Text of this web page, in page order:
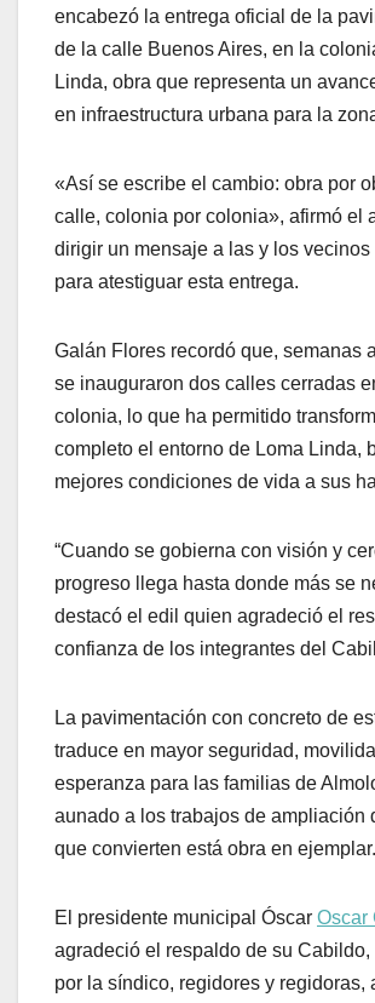
encabezó la entrega oficial de la
de la calle Buenos Aires, en la
Linda, obra que representa un
en infraestructura urbana para la
«Así se escribe el cambio: obra por
calle, colonia por colonia», afirmó el
dirigir un mensaje a las y los
para atestiguar esta entrega.
Galán Flores recordó que, semanas
se inauguraron dos calles cerradas
colonia, lo que ha permitido
completo el entorno de Loma Linda,
mejores condiciones de vida a sus
“Cuando se gobierna con visión y
progreso llega hasta donde más se
destacó el edil quien agradeció el
confianza de los integrantes del
La pavimentación con concreto de
traduce en mayor seguridad,
esperanza para las familias de
aunado a los trabajos de ampliación
que convierten está obra en ejemplar.
El presidente municipal Óscar Oscar
agradeció el respaldo de su Cabildo,
por la síndico, regidores y regidoras,